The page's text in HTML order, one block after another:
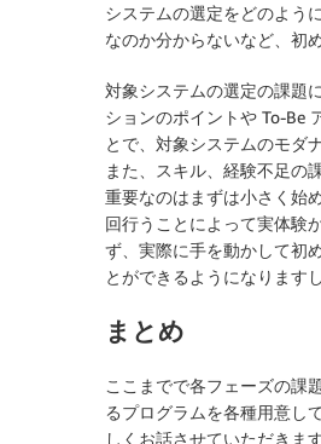
システムの選定をどのよう
なのか分からないなど、初
対象システムの選定の課題
ションのポイントや To-Be
とで、対象システムのモダ
また、スキル、経験不足の
重要なのはまずは小さく始
回行うことによって実体験
ず、実際に手を動かして初
とができるようになります
まとめ
ここまでで各フェーズの課
るプログラムを各種用意し
しくお話させていただきま